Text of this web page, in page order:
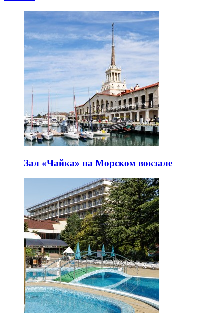
Зал «Чайка» на Морском вокзале